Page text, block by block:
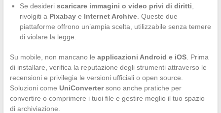
Se desideri scaricare immagini o video privi di diritti
rivolgiti a Pixabaye Internet Archive. Queste due
piattaforme offrono un’ampia scelta, utilizzabile senza temere
di violare la legge.
Su mobile, non mancano le applicazioni Android e iOS. Prima
di installare, verifica la reputazione degli strumenti attraverso le
recensioni e privilegia le versioni ufficiali o open source.
Soluzioni come UniConvertersono anche pratiche per
convertire o comprimere i tuoi file e gestire meglio il tuo spazio
di archiviazione.